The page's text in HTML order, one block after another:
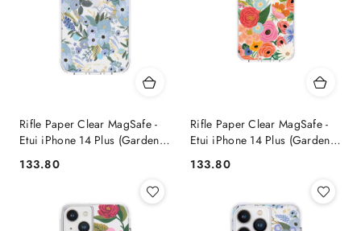
Rifle Paper Clear MagSafe -
Etui iPhone 14 Plus (Garden
Party Blue)
Cena:
133.80
Rifle Paper Clear MagSafe -
Etui iPhone 14 Plus (Garden
Party Blush)
Cena:
133.80